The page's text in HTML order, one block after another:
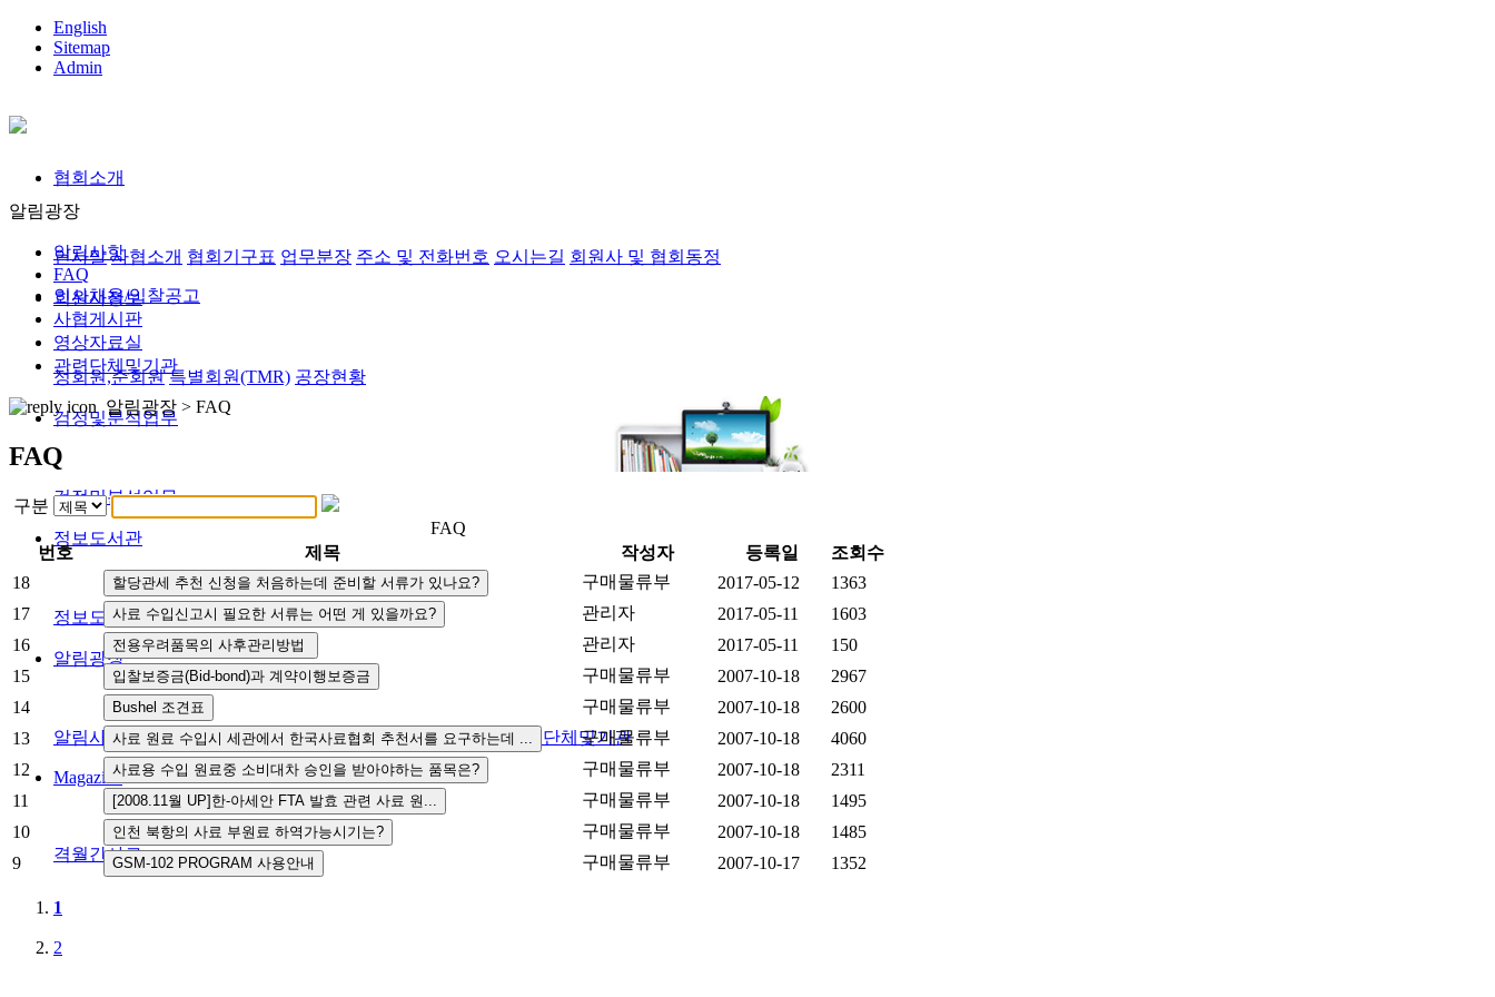
English
Sitemap
Admin
협회소개
인사말 사협소개 협회기구표 업무분장 주소 및 전화번호 오시는길 회원사 및 협회동정
회원사정보
정회원,준회원 특별회원(TMR) 공장현황
검정및분석업무
검정및분석업무
정보도서관
정보도서관
알림광장
알림사항 FAQ 인사채용/입찰공고 사협게시판 영상자료실 관련단체및기관
Magazine
격월간사료
알림광장
알림사항
FAQ
인사채용/입찰공고
사협게시판
영상자료실
관련단체및기관
알림광장 > FAQ
FAQ
구분
FAQ
번호
제목 작성자 등록일
조회수
18
구매물류부 2017-05-12
1363
17
관리자 2017-05-11
1603
16
관리자 2017-05-11
150
15
구매물류부 2007-10-18
2967
14
구매물류부 2007-10-18
2600
13
구매물류부 2007-10-18
4060
12
구매물류부 2007-10-18
2311
11
구매물류부 2007-10-18
1495
10
구매물류부 2007-10-18
1485
9
구매물류부 2007-10-17 1352
1
2